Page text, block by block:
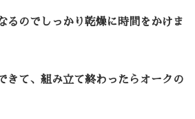
るのでしっかり乾燥に時間をかけま
きて、組み立て終わったらオークの